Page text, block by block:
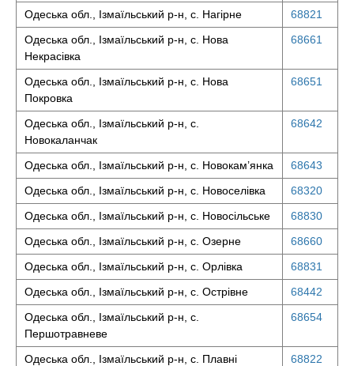
Одеська обл., Ізмаїльський р-н, с. Нагірне
68821
Одеська обл., Ізмаїльський р-н, с. Нова
Некрасівка
68661
Одеська обл., Ізмаїльський р-н, с. Нова
Покровка
68651
Одеська обл., Ізмаїльський р-н, с.
Новокаланчак
68642
Одеська обл., Ізмаїльський р-н, с. Новокам’янка
68643
Одеська обл., Ізмаїльський р-н, с. Новоселівка
68320
Одеська обл., Ізмаїльський р-н, с. Новосільське
68830
Одеська обл., Ізмаїльський р-н, с. Озерне
68660
Одеська обл., Ізмаїльський р-н, с. Орлівка
68831
Одеська обл., Ізмаїльський р-н, с. Острівне
68442
Одеська обл., Ізмаїльський р-н, с.
Першотравневе
68654
Одеська обл., Ізмаїльський р-н, с. Плавні
68822